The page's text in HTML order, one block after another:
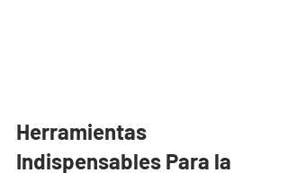
Herramientas
Indispensables Para la